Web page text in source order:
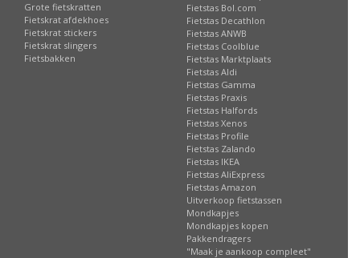
Grote fietskratten
Fietskrat afdekhoes
Fietskrat stickers
Fietskrat slingers
Fietsbakken
Fietstas Bol.com
Fietstas Decathlon
Fietstas ANWB
Fietstas Coolblue
Fietstas Marktplaats
Fietstas Aldi
Fietstas Gamma
Fietstas Praxis
Fietstas Halfords
Fietstas Xenos
Fietstas Profile
Fietstas Zalando
Fietstas IKEA
Fietstas AliExpress
Fietstas Amazon
Uitverkoop fietstassen
Mondkapjes
Mondkapjes kopen
Pakkendragers
"Maak je aankoop compleet"